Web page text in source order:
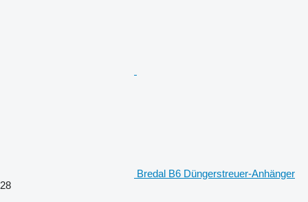
Bredal B6 Düngerstreuer-Anhänger
28